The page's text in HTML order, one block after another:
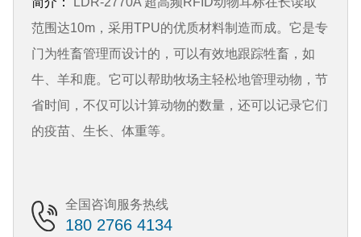
范围达10m，采用TPU的优质材料制造而成。它是专
门为牲畜管理而设计的，可以有效地跟踪牲畜，如
牛、羊和鹿。它可以帮助牧场主轻松地管理动物，节
省时间，不仅可以计算动物的数量，还可以记录它们
的疫苗、生长、体重等。
全国咨询服务热线
180 2766 4134